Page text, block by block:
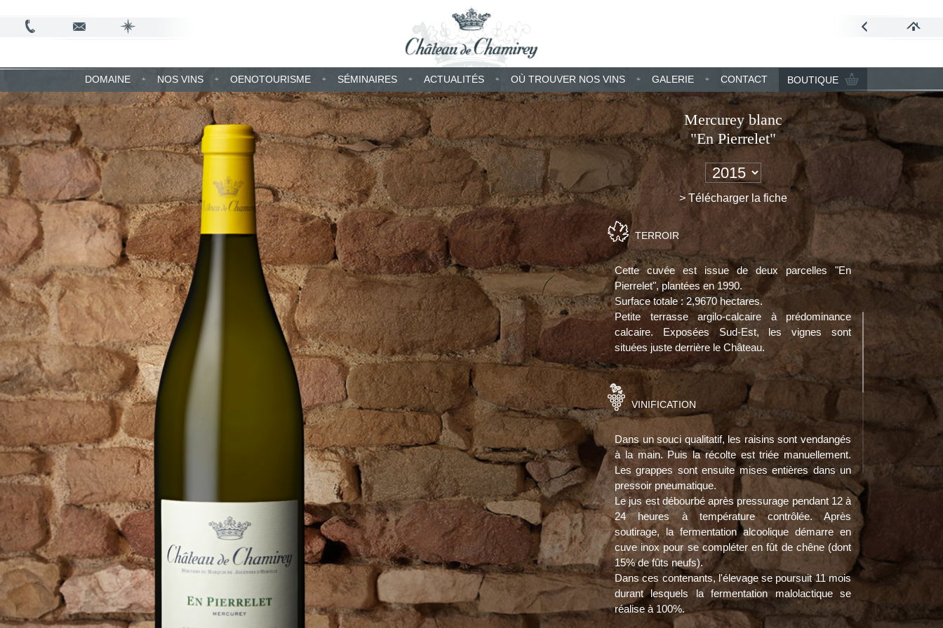
DOMAINE NOS VINS OENOTOURISME SÉMINAIRES ACTUALITÉS OÙ TROUVER NOS VINS GALERIE CONTACT BOUTIQUE
Mercurey blanc
"En Pierrelet"
> Télécharger la fiche
TERROIR
Cette cuvée est issue de deux parcelles "En
Pierrelet", plantées en 1990.
Surface totale : 2,9670 hectares.
Petite terrasse argilo-calcaire à prédominance
calcaire. Exposées Sud-Est, les vignes sont
situées juste derrière le Château.
VINIFICATION
Dans un souci qualitatif, les raisins sont vendangés
à la main. Puis la récolte est triée manuellement.
Les grappes sont ensuite mises entières dans un
pressoir pneumatique.
Le jus est débourbé après pressurage pendant 12 à
24 heures à température contrôlée. Après
soutirage, la fermentation alcoolique démarre en
cuve inox pour se compléter en fût de chêne (dont
15% de fûts neufs).
Dans ces contenants, l'élevage se poursuit 11 mois
durant lesquels la fermentation malolactique se
réalise à 100%.